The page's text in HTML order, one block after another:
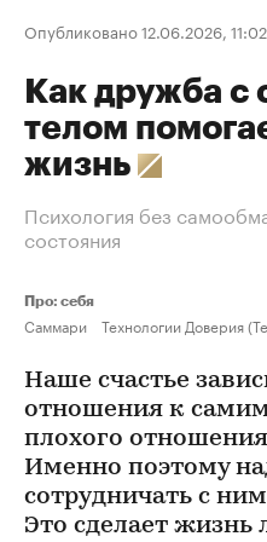
Опубликовано 12.06.2026, 11:02
Как дружба с
телом
жизнь
Психология без
состояния
Про: себя
Саммари Технологии Доверия
Наше счастье
отношения к
плохого
Именно поэтому
сотрудничать с
Это сделает жизнь